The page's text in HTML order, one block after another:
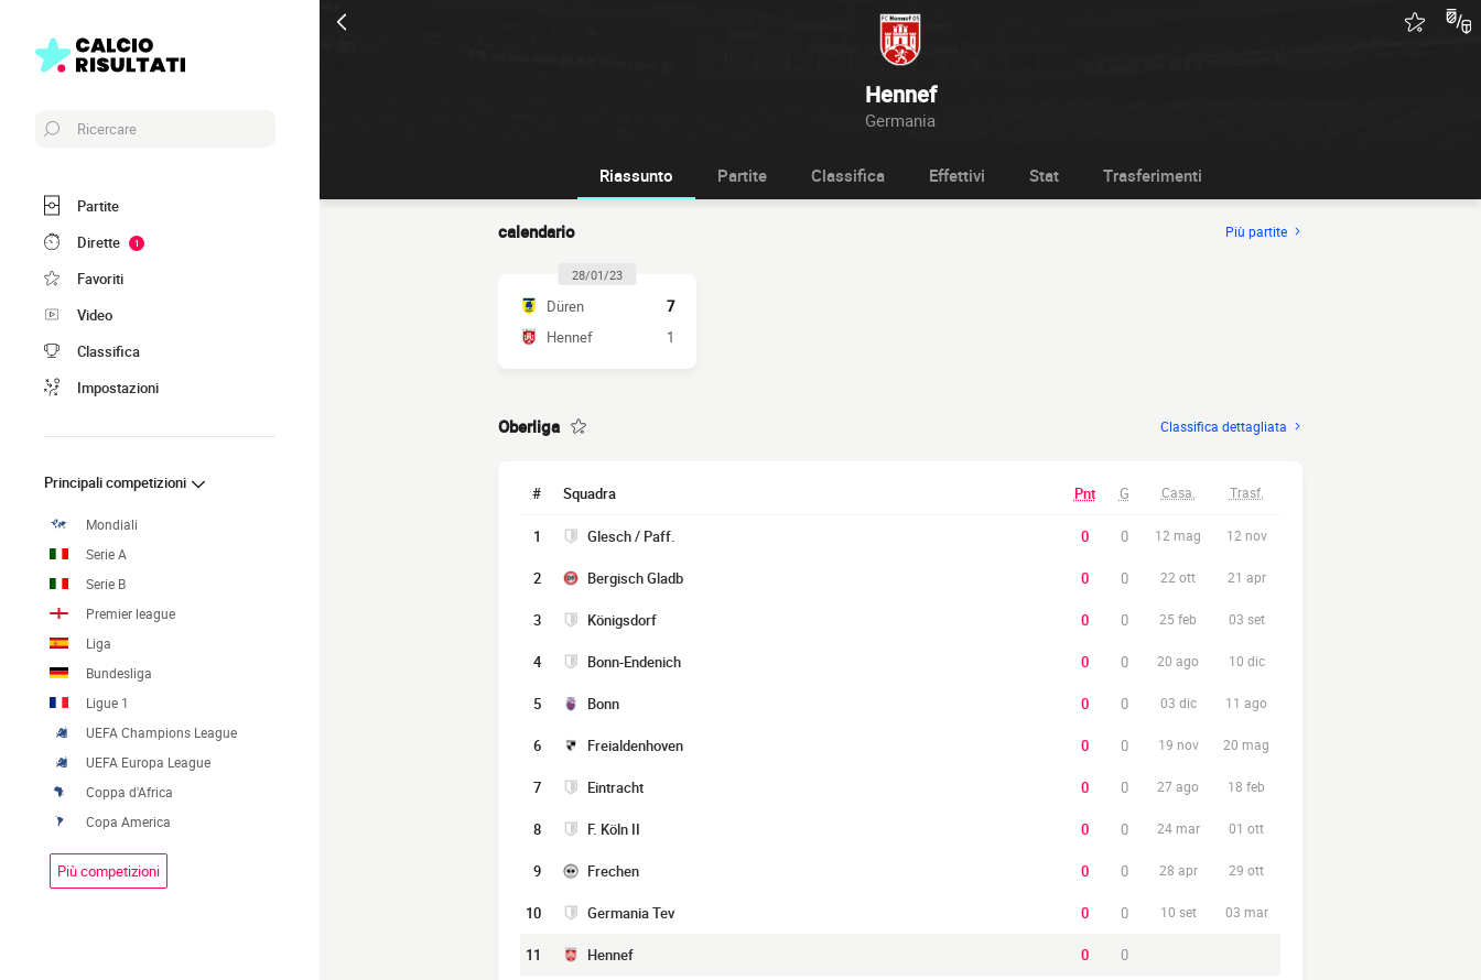
Hennef
Germania
Ricercare
Partite
Dirette
1
Favoriti
Video
Classifica
Impostazioni
Principali competizioni
Mondiali
Serie A
Serie B
Premier league
Liga
Bundesliga
Ligue 1
UEFA Champions League
UEFA Europa League
Coppa d'Africa
Copa America
Più competizioni
Riassunto Partite Classifica Effettivi Stat Trasferimenti
calendario Più partite
28/01/23
Düren
7
Hennef
1
Oberliga Classifica dettagliata
# Squadra Pnt G Casa. Trasf.
1 Glesch / Paff. 0 0 12 mag 12 nov
2 Bergisch Gladb 0 0 22 ott 21 apr
3 Königsdorf 0 0 25 feb 03 set
4 Bonn-Endenich 0 0 20 ago 10 dic
5 Bonn 0 0 03 dic 11 ago
6 Freialdenhoven 0 0 19 nov 20 mag
7 Eintracht 0 0 27 ago 18 feb
8 F. Köln II 0 0 24 mar 01 ott
9 Frechen 0 0 28 apr 29 ott
10 Germania Tev 0 0 10 set 03 mar
11 Hennef 0 0